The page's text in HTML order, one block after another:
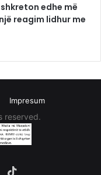
edhe më
reagim lidhur me
Impresum
reserved.